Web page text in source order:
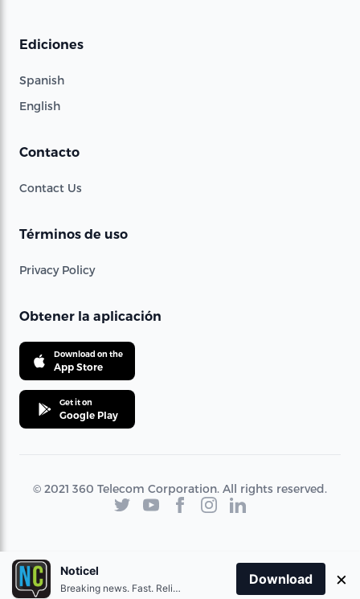
Ediciones
Spanish
English
Contacto
Contact Us
Términos de uso
Privacy Policy
Obtener la aplicación
Download on the
App Store
Get it on
Google Play
© 2021 360 Telecom Corporation. All rights reserved.
Noticel
Breaking news. Fast. Reliable.
Download ×